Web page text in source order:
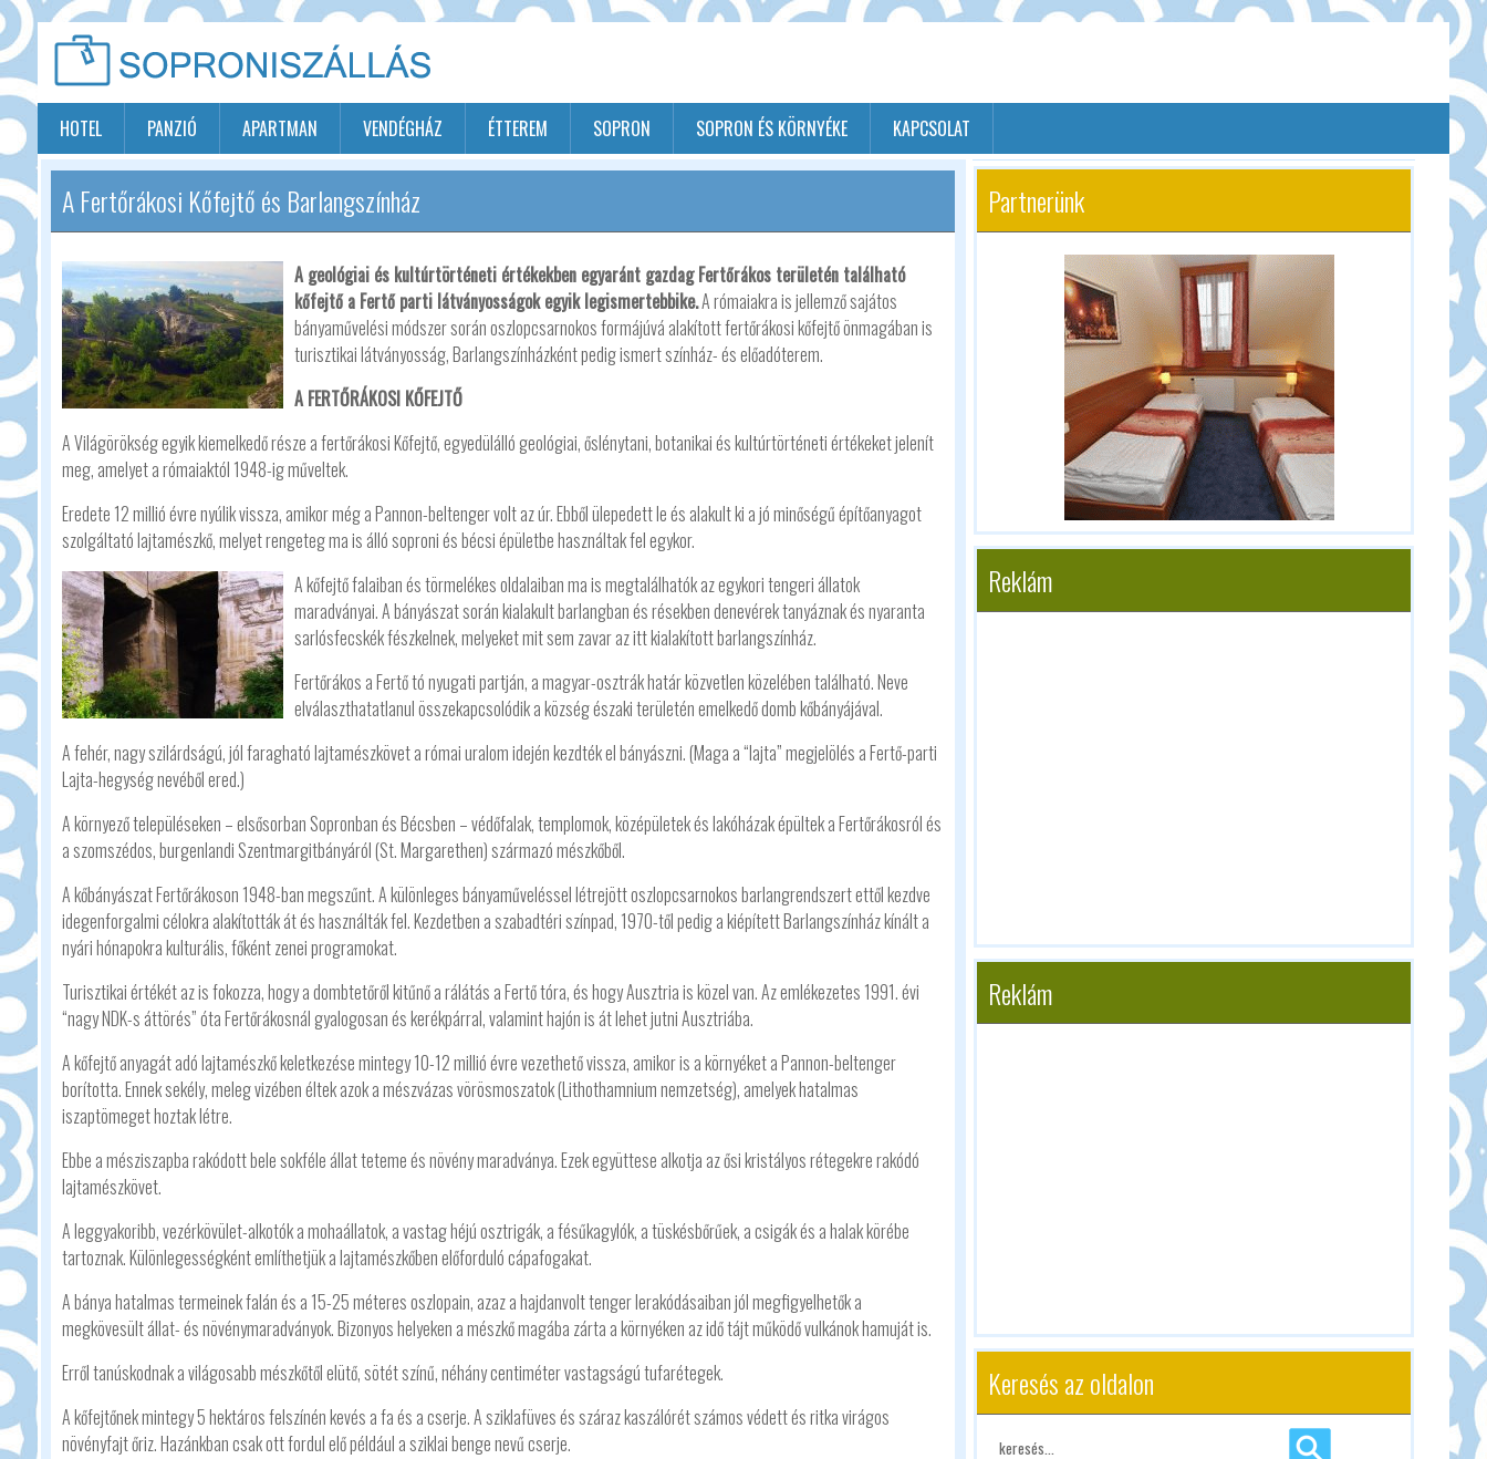
HOTEL PANZIÓ APARTMAN VENDÉGHÁZ ÉTTEREM SOPRON SOPRON ÉS KÖRNYÉKE KAPCSOLAT
A Fertőrákosi Kőfejtő és Barlangszínház
A geológiai és kultúrtörténeti értékekben egyaránt gazdag Fertőrákos területén található
kőfejtő a Fertő parti látványosságok egyik legismertebbike.A rómaiakra is jellemző sajátos
bányaművelési módszer során oszlopcsarnokos formájúvá alakított fertőrákosi kőfejtő önmagában is
turisztikai látványosság, Barlangszínházként pedig ismert színház- és előadóterem.
A FERTŐRÁKOSI KŐFEJTŐ
A Világörökség egyik kiemelkedő része a fertőrákosi Kőfejtő, egyedülálló geológiai, őslénytani, botanikai és kultúrtörténeti értékeket jelenít
meg, amelyet a rómaiaktól 1948-ig műveltek.
Eredete 12 millió évre nyúlik vissza, amikor még a Pannon-beltenger volt az úr. Ebből ülepedett le és alakult ki a jó minőségű építőanyagot
szolgáltató lajtamészkő, melyet rengeteg ma is álló soproni és bécsi épületbe használtak fel egykor.
A kőfejtő falaiban és törmelékes oldalaiban ma is megtalálhatók az egykori tengeri állatok
maradványai. A bányászat során kialakult barlangban és résekben denevérek tanyáznak és nyaranta
sarlósfecskék fészkelnek, melyeket mit sem zavar az itt kialakított barlangszínház.
Fertőrákos a Fertő tó nyugati partján, a magyar-osztrák határ közvetlen közelében található. Neve
elválaszthatatlanul összekapcsolódik a község északi területén emelkedő domb kőbányájával.
A fehér, nagy szilárdságú, jól faragható lajtamészkövet a római uralom idején kezdték el bányászni. (Maga a “lajta” megjelölés a Fertő-parti
Lajta-hegység nevéből ered.)
A környező településeken – elsősorban Sopronban és Bécsben – védőfalak, templomok, középületek és lakóházak épültek a Fertőrákosról és
a szomszédos, burgenlandi Szentmargitbányáról (St. Margarethen) származó mészkőből.
A kőbányászat Fertőrákoson 1948-ban megszűnt. A különleges bányaműveléssel létrejött oszlopcsarnokos barlangrendszert ettől kezdve
idegenforgalmi célokra alakították át és használták fel. Kezdetben a szabadtéri színpad, 1970-től pedig a kiépített Barlangszínház kínált a
nyári hónapokra kulturális, főként zenei programokat.
Turisztikai értékét az is fokozza, hogy a dombtetőről kitűnő a rálátás a Fertő tóra, és hogy Ausztria is közel van. Az emlékezetes 1991. évi
“nagy NDK-s áttörés” óta Fertőrákosnál gyalogosan és kerékpárral, valamint hajón is át lehet jutni Ausztriába.
A kőfejtő anyagát adó lajtamészkő keletkezése mintegy 10-12 millió évre vezethető vissza, amikor is a környéket a Pannon-beltenger
borította. Ennek sekély, meleg vizében éltek azok a mészvázas vörösmoszatok (Lithothamnium nemzetség), amelyek hatalmas
iszaptömeget hoztak létre.
Ebbe a mésziszapba rakódott bele sokféle állat teteme és növény maradványa. Ezek együttese alkotja az ősi kristályos rétegekre rakódó
lajtamészkövet.
A leggyakoribb, vezérkövület-alkotók a mohaállatok, a vastag héjú osztrigák, a fésűkagylók, a tüskésbőrűek, a csigák és a halak körébe
tartoznak. Különlegességként említhetjük a lajtamészkőben előforduló cápafogakat.
A bánya hatalmas termeinek falán és a 15-25 méteres oszlopain, azaz a hajdanvolt tenger lerakódásaiban jól megfigyelhetők a
megkövesült állat- és növénymaradványok. Bizonyos helyeken a mészkő magába zárta a környéken az idő tájt működő vulkánok hamuját is.
Erről tanúskodnak a világosabb mészkőtől elütő, sötét színű, néhány centiméter vastagságú tufarétegek.
A kőfejtőnek mintegy 5 hektáros felszínén kevés a fa és a cserje. A sziklafüves és száraz kaszálórét számos védett és ritka virágos
növényfajt őriz. Hazánkban csak ott fordul elő például a sziklai benge nevű cserje.
Partnerünk
Reklám
Reklám
Keresés az oldalon